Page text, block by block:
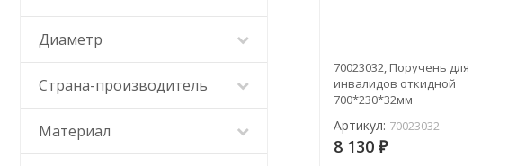
70023032, Поручень для
инвалидов откидной
700*230*32мм
Артикул: 70023032
8 130 ₽
Диаметр
Страна-производитель
Материал